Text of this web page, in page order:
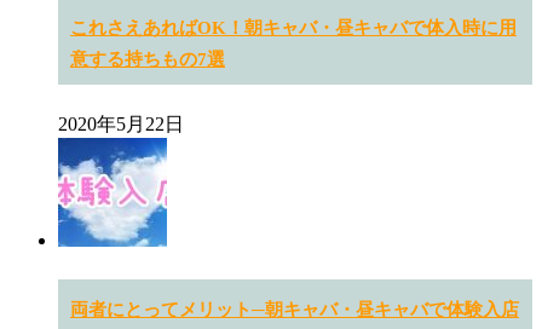
これさえあればOK！朝キャバ・昼キャバで体入時に用
意する持ちもの7選
2020年5月22日
両者にとってメリット─朝キャバ・昼キャバで体験入店